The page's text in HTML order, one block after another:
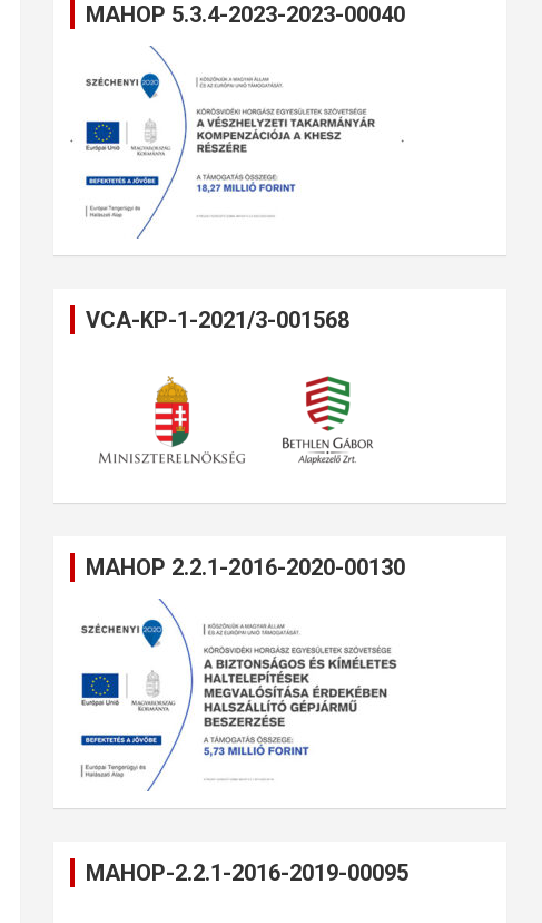
MAHOP 5.3.4-2023-2023-00040
VCA-KP-1-2021/3-001568
MAHOP 2.2.1-2016-2020-00130
MAHOP-2.2.1-2016-2019-00095